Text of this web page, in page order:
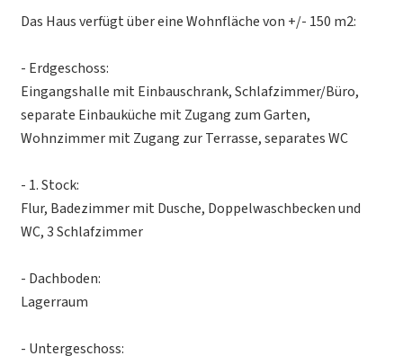
Das Haus verfügt über eine Wohnfläche von +/- 150 m2:
- Erdgeschoss:
Eingangshalle mit Einbauschrank, Schlafzimmer/Büro,
separate Einbauküche mit Zugang zum Garten,
Wohnzimmer mit Zugang zur Terrasse, separates WC
- 1. Stock:
Flur, Badezimmer mit Dusche, Doppelwaschbecken und
WC, 3 Schlafzimmer
- Dachboden:
Lagerraum
- Untergeschoss: